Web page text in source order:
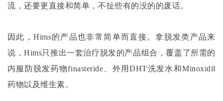
流，还要更直接和简单，不扯些有的没的的废话。
因此，Hims的产品也非常简单而直接。拿脱发类产品来
说，Hims只推出一套治疗脱发的产品组合，覆盖了所需的
内服防脱发药物finasteride、外用DHT洗发水和Minoxidil
药物以及维生素。